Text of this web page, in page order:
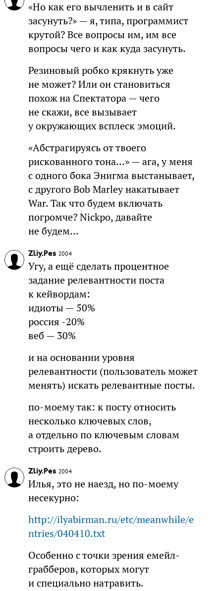
«Но как его вычленить и в сайт
засунуть?» — я, типа, программист
крутой? Все вопросы им, им все
вопросы чего и как куда засунуть.
Резиновый робко крякнуть уже
не может? Или он становиться
похож на Спектатора — чего
не скажи, все вызывает
у окружающих всплеск эмоций.
«Абстрагируясь от твоего
рискованного тона...» — ага, у меня
с одного бока Энигма выстанывает,
с другого Bob Marley накатывает
War. Так что будем включать
погромче? Nickpo, давайте
не будем...
Zliy.Pes 2004
Угу, а ещё сделать процентное
задание релевантности поста
к кейвордам:
идиоты — 50%
россия -20%
веб — 30%
и на основании уровня
релевантности (пользователь может
менять) искать релевантные посты.
по-моему так: к посту относить
несколько ключевых слов,
а отдельно по ключевым словам
строить дерево.
Zliy.Pes 2004
Илья, это не наезд, но по-моему
несекурно:
http://ilyabirman.ru/etc/meanwhile/e
ntries/040410.txt
Особенно с точки зрения емейл-
грабберов, которых могут
и специально натравить.